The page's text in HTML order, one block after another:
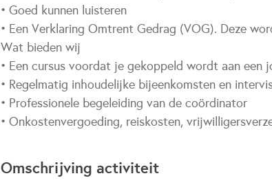
• Goed kunnen luisteren
• Een Verklaring Omtrent Gedrag (VOG). Deze
Wat bieden wij
• Een cursus voordat je gekoppeld wordt aan een
• Regelmatig inhoudelijke bijeenkomsten en
• Professionele begeleiding van de coördinator
• Onkostenvergoeding, reiskosten,
Omschrijving activiteit